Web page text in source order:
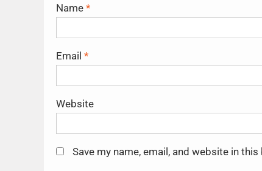
Name *
Email *
Website
Save my name, email, and website in